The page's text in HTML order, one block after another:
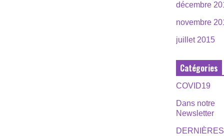
décembre
novembre
juillet 2015
Catégories
COVID19
Dans notre
Newsletter
DERNIÈRES